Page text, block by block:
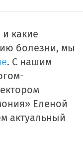
и какие
болезни, мы
. С нашим
Еленой
актуальный